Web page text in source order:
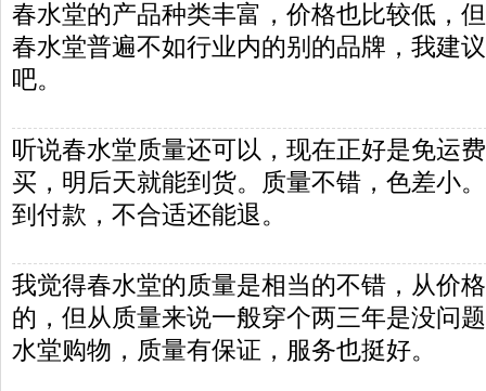
春水堂的产品种类丰富，价格也比较低，
春水堂普遍不如行业内的别的品牌，我建
吧。
听说春水堂质量还可以，现在正好是免运
买，明后天就能到货。质量不错，色差小
到付款，不合适还能退。
我觉得春水堂的质量是相当的不错，从价
的，但从质量来说一般穿个两三年是没问
水堂购物，质量有保证，服务也挺好。